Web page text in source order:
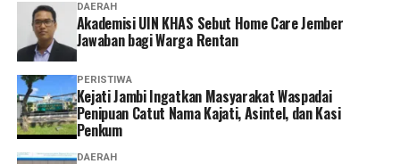
DAERAH
Akademisi UIN KHAS Sebut Home Care Jember
Jawaban bagi Warga Rentan
PERISTIWA
‎Kejati Jambi Ingatkan Masyarakat Waspadai
Penipuan Catut Nama Kajati, Asintel, dan Kasi
Penkum
DAERAH